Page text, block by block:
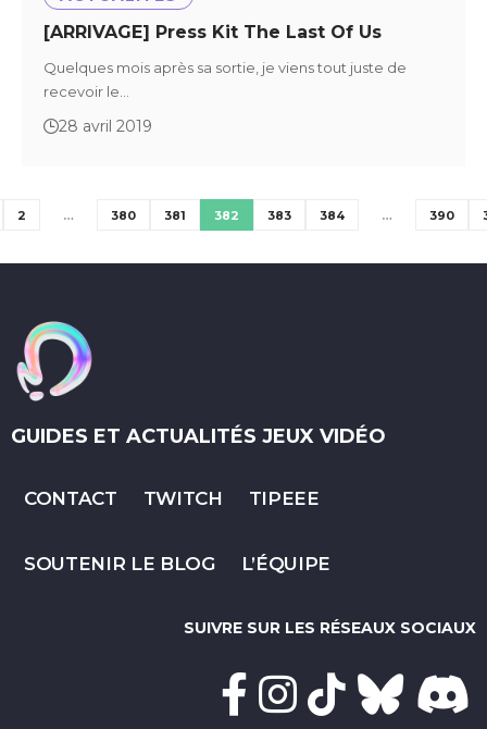
[ARRIVAGE] Press Kit The Last Of Us
Quelques mois après sa sortie, je viens tout juste de
recevoir le…
28 avril 2019
2 … 380 381 382 383 384 … 390
GUIDES ET ACTUALITÉS JEUX VIDÉO
CONTACT TWITCH TIPEEE
SOUTENIR LE BLOG L’ÉQUIPE
SUIVRE SUR LES RÉSEAUX SOCIAUX